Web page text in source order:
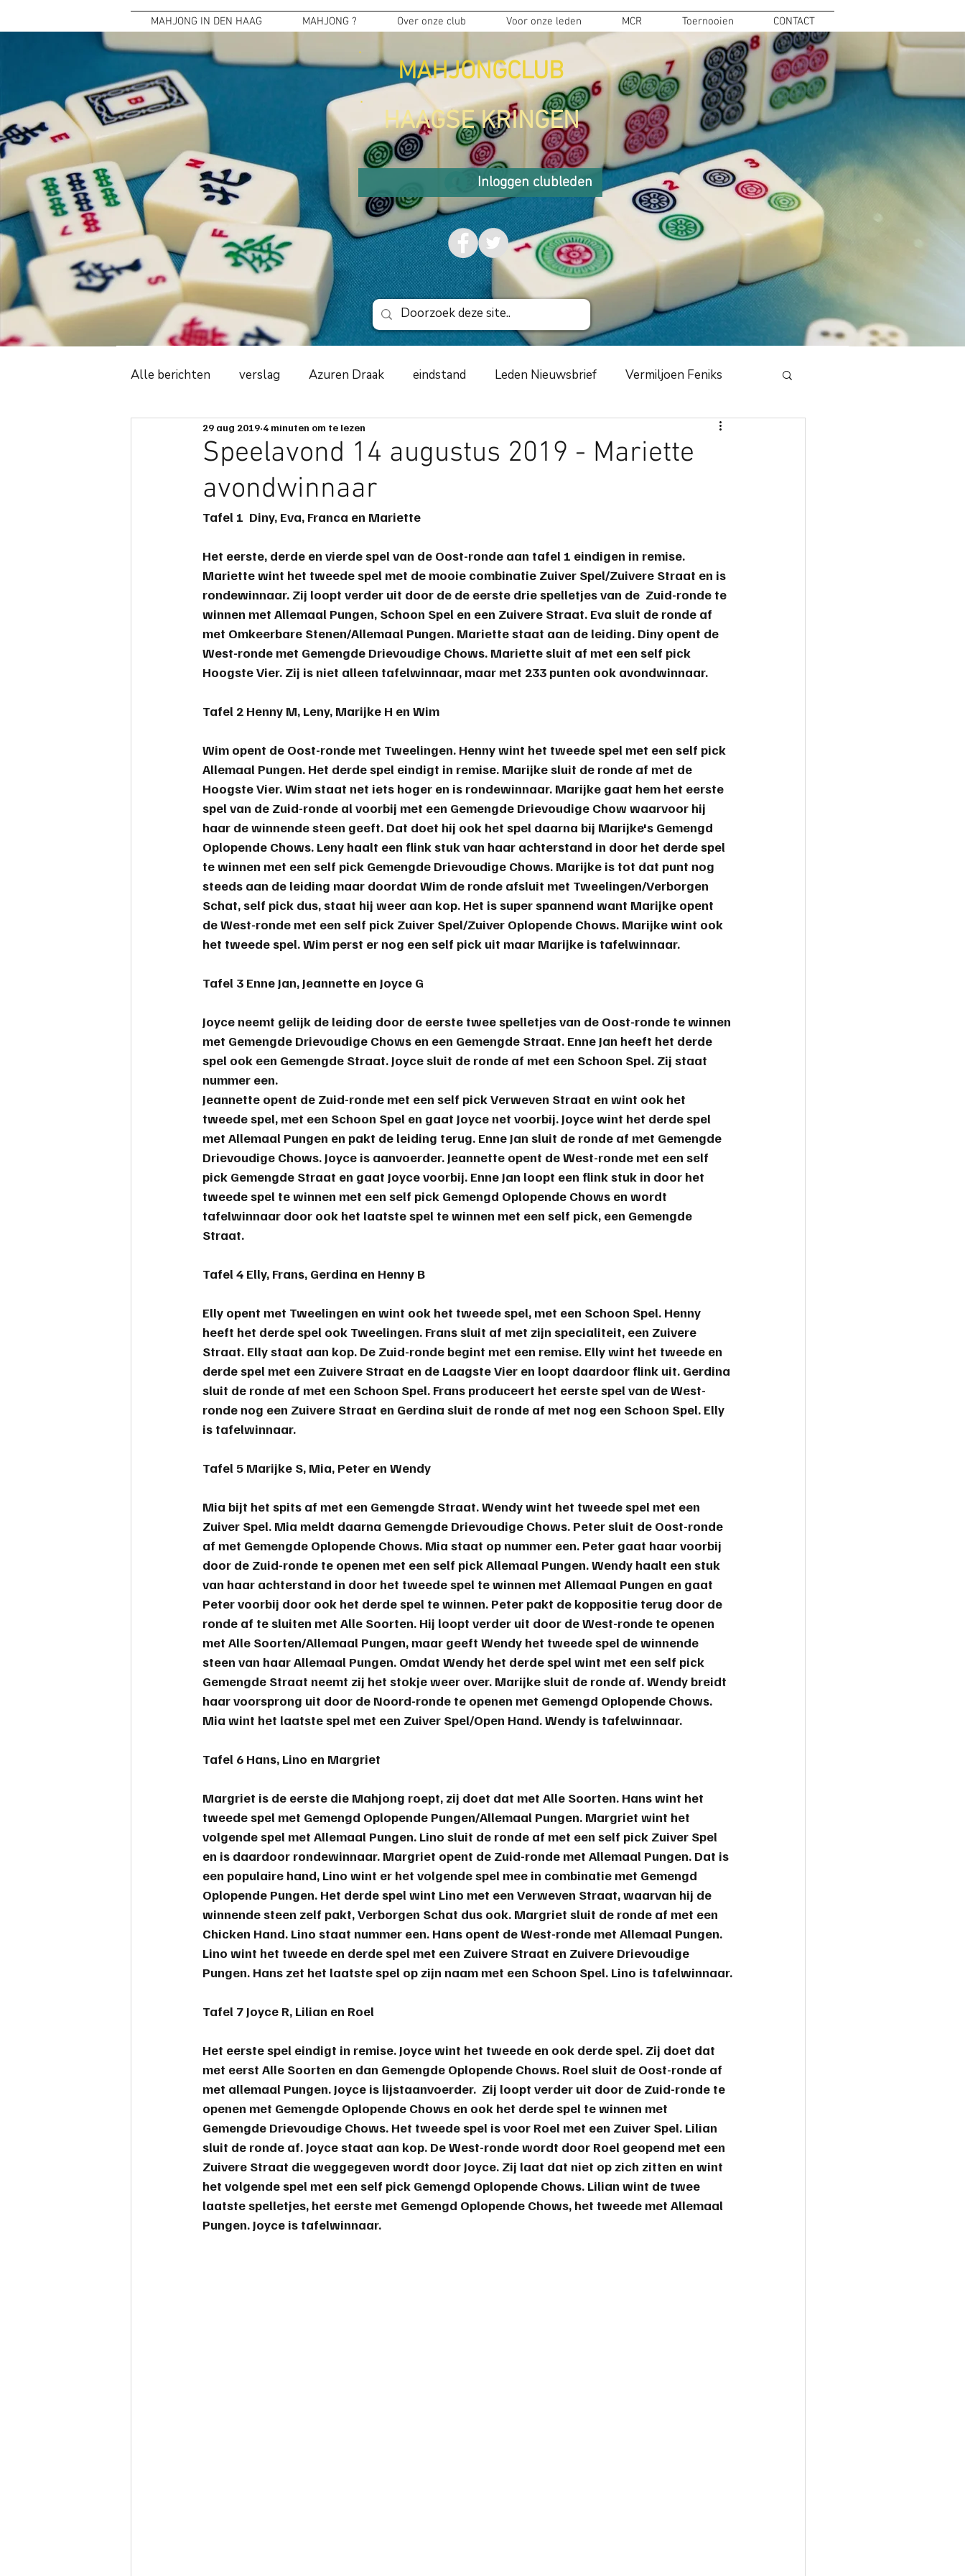
MAHJONG IN DEN HAAG MAHJONG ? Over onze club Voor onze leden MCR Toernooien CONTACT
MAHJONGCLUB
HAAGSE KRINGEN
Inloggen clubleden
Alle berichten verslag Azuren Draak eindstand Leden Nieuwsbrief Vermiljoen Feniks
Witte Tijger 2018 Cursus
ledenadministratie evenement
spelregels spelbeheersing scorende elementen speeltip bestuursmededeling
safemahjong
Speelavond 14 augustus 2019 - Mariette
avondwinnaar
29 aug 2019 4 minuten om te lezen
Tafel 1 Diny, Eva, Franca en Mariette
Het eerste, derde en vierde spel van de Oost-ronde aan tafel 1 eindigen in remise.
Mariette wint het tweede spel met de mooie combinatie Zuiver Spel/Zuivere Straat en is
rondewinnaar. Zij loopt verder uit door de de eerste drie spelletjes van de  Zuid-ronde te
winnen met Allemaal Pungen, Schoon Spel en een Zuivere Straat. Eva sluit de ronde af
met Omkeerbare Stenen/Allemaal Pungen. Mariette staat aan de leiding. Diny opent de
West-ronde met Gemengde Drievoudige Chows. Mariette sluit af met een self pick
Hoogste Vier. Zij is niet alleen tafelwinnaar, maar met 233 punten ook avondwinnaar.
Tafel 2 Henny M, Leny, Marijke H en Wim
Wim opent de Oost-ronde met Tweelingen. Henny wint het tweede spel met een self pick
Allemaal Pungen. Het derde spel eindigt in remise. Marijke sluit de ronde af met de
Hoogste Vier. Wim staat net iets hoger en is rondewinnaar. Marijke gaat hem het eerste
spel van de Zuid-ronde al voorbij met een Gemengde Drievoudige Chow waarvoor hij
haar de winnende steen geeft. Dat doet hij ook het spel daarna bij Marijke's Gemengd
Oplopende Chows. Leny haalt een flink stuk van haar achterstand in door het derde spel
te winnen met een self pick Gemengde Drievoudige Chows. Marijke is tot dat punt nog
steeds aan de leiding maar doordat Wim de ronde afsluit met Tweelingen/Verborgen
Schat, self pick dus, staat hij weer aan kop. Het is super spannend want Marijke opent
de West-ronde met een self pick Zuiver Spel/Zuiver Oplopende Chows. Marijke wint ook
het tweede spel. Wim perst er nog een self pick uit maar Marijke is tafelwinnaar.
Tafel 3 Enne Jan, Jeannette en Joyce G
Joyce neemt gelijk de leiding door de eerste twee spelletjes van de Oost-ronde te winnen
met Gemengde Drievoudige Chows en een Gemengde Straat. Enne Jan heeft het derde
spel ook een Gemengde Straat. Joyce sluit de ronde af met een Schoon Spel. Zij staat
nummer een.
Jeannette opent de Zuid-ronde met een self pick Verweven Straat en wint ook het
tweede spel, met een Schoon Spel en gaat Joyce net voorbij. Joyce wint het derde spel
met Allemaal Pungen en pakt de leiding terug. Enne Jan sluit de ronde af met Gemengde
Drievoudige Chows. Joyce is aanvoerder. Jeannette opent de West-ronde met een self
pick Gemengde Straat en gaat Joyce voorbij. Enne Jan loopt een flink stuk in door het
tweede spel te winnen met een self pick Gemengd Oplopende Chows en wordt
tafelwinnaar door ook het laatste spel te winnen met een self pick, een Gemengde
Straat.
Tafel 4 Elly, Frans, Gerdina en Henny B
Elly opent met Tweelingen en wint ook het tweede spel, met een Schoon Spel. Henny
heeft het derde spel ook Tweelingen. Frans sluit af met zijn specialiteit, een Zuivere
Straat. Elly staat aan kop. De Zuid-ronde begint met een remise. Elly wint het tweede en
derde spel met een Zuivere Straat en de Laagste Vier en loopt daardoor flink uit. Gerdina
sluit de ronde af met een Schoon Spel. Frans produceert het eerste spel van de West-
ronde nog een Zuivere Straat en Gerdina sluit de ronde af met nog een Schoon Spel. Elly
is tafelwinnaar.
Tafel 5 Marijke S, Mia, Peter en Wendy
Mia bijt het spits af met een Gemengde Straat. Wendy wint het tweede spel met een
Zuiver Spel. Mia meldt daarna Gemengde Drievoudige Chows. Peter sluit de Oost-ronde
af met Gemengde Oplopende Chows. Mia staat op nummer een. Peter gaat haar voorbij
door de Zuid-ronde te openen met een self pick Allemaal Pungen. Wendy haalt een stuk
van haar achterstand in door het tweede spel te winnen met Allemaal Pungen en gaat
Peter voorbij door ook het derde spel te winnen. Peter pakt de koppositie terug door de
ronde af te sluiten met Alle Soorten. Hij loopt verder uit door de West-ronde te openen
met Alle Soorten/Allemaal Pungen, maar geeft Wendy het tweede spel de winnende
steen van haar Allemaal Pungen. Omdat Wendy het derde spel wint met een self pick
Gemengde Straat neemt zij het stokje weer over. Marijke sluit de ronde af. Wendy breidt
haar voorsprong uit door de Noord-ronde te openen met Gemengd Oplopende Chows.
Mia wint het laatste spel met een Zuiver Spel/Open Hand. Wendy is tafelwinnaar.
Tafel 6 Hans, Lino en Margriet
Margriet is de eerste die Mahjong roept, zij doet dat met Alle Soorten. Hans wint het
tweede spel met Gemengd Oplopende Pungen/Allemaal Pungen. Margriet wint het
volgende spel met Allemaal Pungen. Lino sluit de ronde af met een self pick Zuiver Spel
en is daardoor rondewinnaar. Margriet opent de Zuid-ronde met Allemaal Pungen. Dat is
een populaire hand, Lino wint er het volgende spel mee in combinatie met Gemengd
Oplopende Pungen. Het derde spel wint Lino met een Verweven Straat, waarvan hij de
winnende steen zelf pakt, Verborgen Schat dus ook. Margriet sluit de ronde af met een
Chicken Hand. Lino staat nummer een. Hans opent de West-ronde met Allemaal Pungen.
Lino wint het tweede en derde spel met een Zuivere Straat en Zuivere Drievoudige
Pungen. Hans zet het laatste spel op zijn naam met een Schoon Spel. Lino is tafelwinnaar.
Tafel 7 Joyce R, Lilian en Roel
Het eerste spel eindigt in remise. Joyce wint het tweede en ook derde spel. Zij doet dat
met eerst Alle Soorten en dan Gemengde Oplopende Chows. Roel sluit de Oost-ronde af
met allemaal Pungen. Joyce is lijstaanvoerder.  Zij loopt verder uit door de Zuid-ronde te
openen met Gemengde Oplopende Chows en ook het derde spel te winnen met
Gemengde Drievoudige Chows. Het tweede spel is voor Roel met een Zuiver Spel. Lilian
sluit de ronde af. Joyce staat aan kop. De West-ronde wordt door Roel geopend met een
Zuivere Straat die weggegeven wordt door Joyce. Zij laat dat niet op zich zitten en wint
het volgende spel met een self pick Gemengd Oplopende Chows. Lilian wint de twee
laatste spelletjes, het eerste met Gemengd Oplopende Chows, het tweede met Allemaal
Pungen. Joyce is tafelwinnaar.